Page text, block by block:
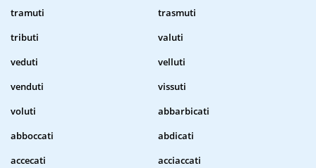
tramuti
trasmuti
tributi
valuti
veduti
velluti
venduti
vissuti
voluti
abbarbicati
abboccati
abdicati
accecati
acciaccati